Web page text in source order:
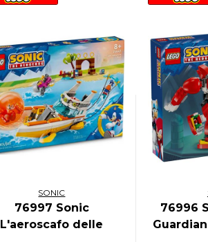
SONIC
76997 Sonic
L'aeroscafo delle
76996